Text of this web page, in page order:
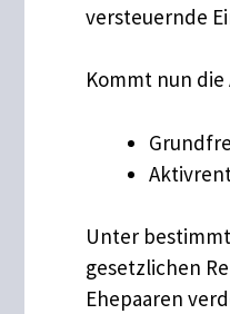
versteuernde
Kommt nun
Unter
gesetzlichen
Ehepaaren